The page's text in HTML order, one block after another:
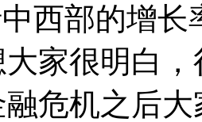
西部的增
家很明白
危机之后